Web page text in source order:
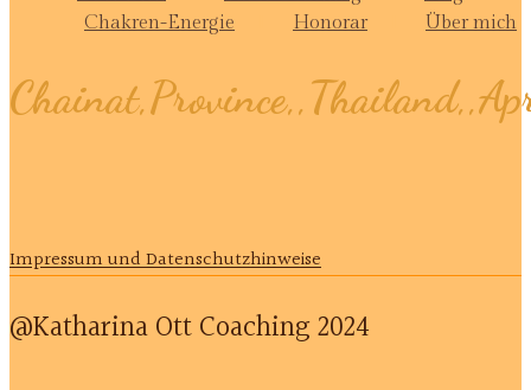
Chakren-Energie
Honorar Über mich
Impressum und Datenschutzhinweise
@Katharina Ott Coaching 2024